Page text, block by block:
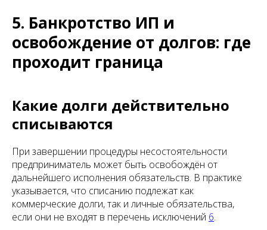
5. Банкротство ИП и
освобождение от долгов: где
проходит граница
Какие долги действительно
списываются
При завершении процедуры несостоятельности
предприниматель может быть освобождён от
дальнейшего исполнения обязательств. В практике
указывается, что списанию подлежат как
коммерческие долги, так и личные обязательства,
если они не входят в перечень исключений 6.